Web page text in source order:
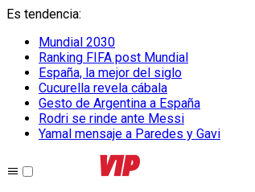
Es tendencia:
Mundial 2030
Ranking FIFA post Mundial
España, la mejor del siglo
Cucurella revela cábala
Gesto de Argentina a España
Rodri se rinde ante Messi
Yamal mensaje a Paredes y Gavi